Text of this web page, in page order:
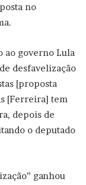
no
ao governo Lula
desfavelização
[proposta
[Ferreira] tem
depois de
o deputado
ganhou